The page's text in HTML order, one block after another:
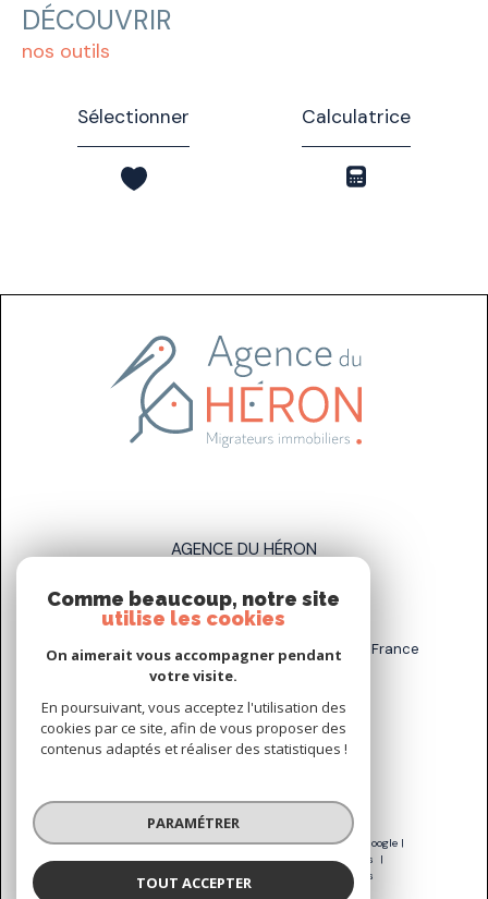
DÉCOUVRIR
nos outils
Sélectionner Calculatrice
AGENCE DU HÉRON
07 83 89 58 93
sarah.stahl@agenceduheron.fr
6 bis Rue de la Grande Maison, 77890 Arville, France
NOUS SUIVRE SUR
© 2026 | Tous droits réservés | Traduction powered by Google |
Nos honoraires
Plan du site
Mentions légales
Admin
Nos liens Politique RGPD Cookies
Comme beaucoup, notre site
utilise les cookies
On aimerait vous accompagner pendant
votre visite.
En poursuivant, vous acceptez l'utilisation des
cookies par ce site, afin de vous proposer des
contenus adaptés et réaliser des statistiques !
PARAMÉTRER
TOUT ACCEPTER